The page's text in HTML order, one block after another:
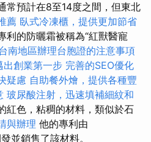
常預計在8至14度之間，但東北
薦 臥式冷凍櫃，提供更加節省
利的防曬霜被稱為“紅獸醫寵
南地區辦理台胞證的注意事項
出創業第一步 完善的SEO優化
疑慮 自助餐外燴，提供各種豐
玻尿酸注射，迅速填補細紋和
紅色，粘稠的材料，類似於石
與辦理 他的專利由
並銷售了該材料。